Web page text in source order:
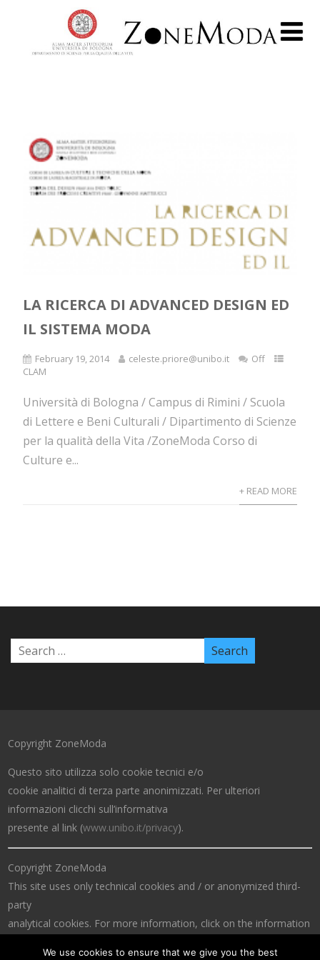
LA RICERCA DI ADVANCED DESIGN ED
IL SISTEMA MODA
February 19, 2014 celeste.priore@unibo.it
Off
CLAM
Università di Bologna / Campus di Rimini / Scuola
di Lettere e Beni Culturali / Dipartimento di Scienze
per la qualità della Vita /ZoneModa Corso di
Culture e...
+ READ MORE
Copyright ZoneModa
Questo sito utilizza solo cookie tecnici e/o
cookie analitici di terza parte anonimizzati. Per ulteriori
informazioni clicchi sull’informativa
presente al link (www.unibo.it/privacy).
Copyright ZoneModa
This site uses only technical cookies and / or anonymized third-
party
analytical cookies. For more information, click on the information
We use cookies to ensure that we give you the best